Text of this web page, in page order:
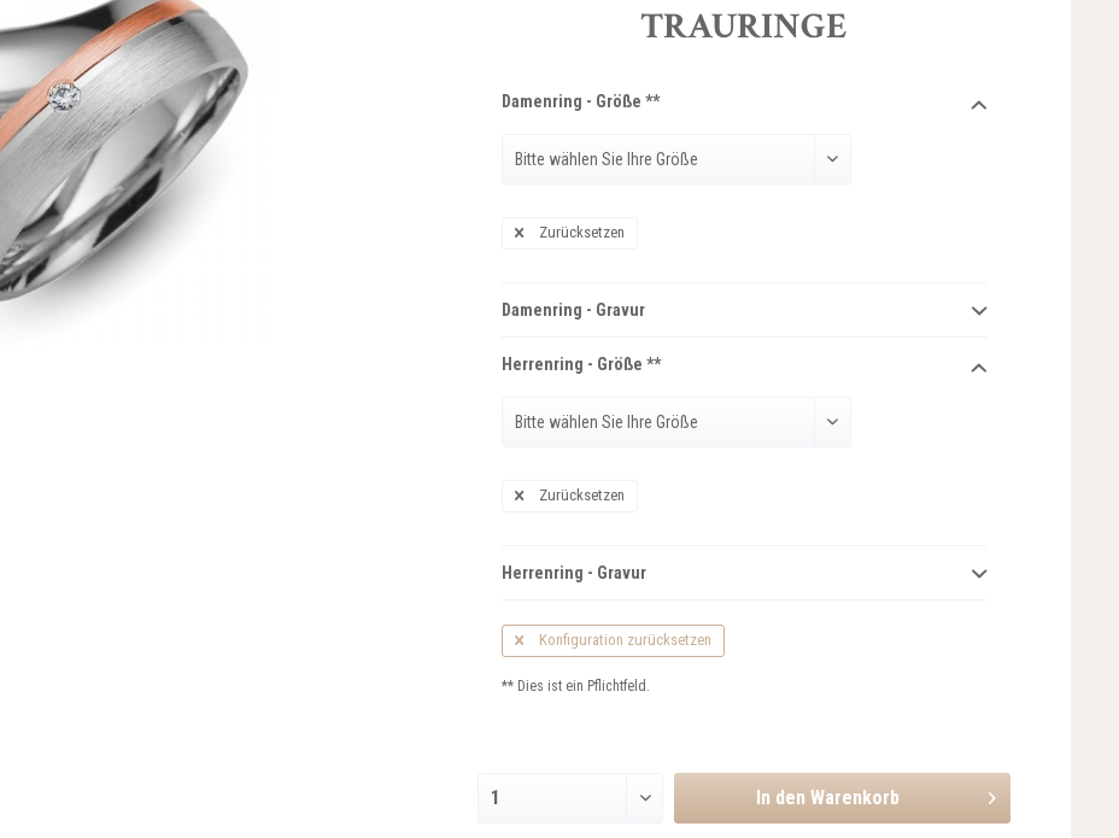
TRAURINGE
Damenring - Größe **
Zurücksetzen
Damenring - Gravur
Herrenring - Größe **
Zurücksetzen
Herrenring - Gravur
Konfiguration zurücksetzen
** Dies ist ein Pflichtfeld.
In den Warenkorb